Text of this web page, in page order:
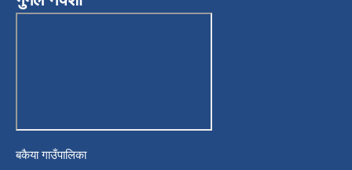
बकैया गाउँपालिका